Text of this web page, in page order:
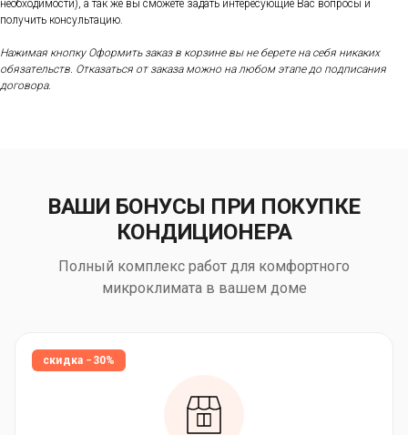
необходимости), а так же вы сможете задать интересующие Вас вопросы и
получить консультацию.
Нажимая кнопку Оформить заказ в корзине вы не берете на себя никаких
обязательств. Отказаться от заказа можно на любом этапе до подписания
договора.
ВАШИ БОНУСЫ ПРИ ПОКУПКЕ
КОНДИЦИОНЕРА
Полный комплекс работ для комфортного
микроклимата в вашем доме
скидка −30%